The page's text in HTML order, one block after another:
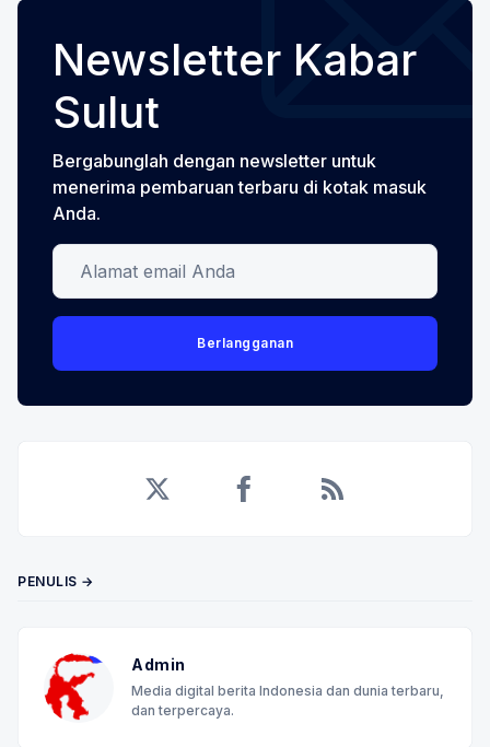
Newsletter Kabar
Sulut
Bergabunglah dengan newsletter untuk
menerima pembaruan terbaru di kotak masuk
Anda.
Alamat email Anda
Berlangganan
PENULIS →
Admin
Media digital berita Indonesia dan dunia terbaru,
dan terpercaya.